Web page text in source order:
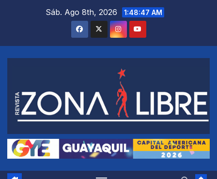
Sáb. Ago 8th, 2026 1:48:48 AM